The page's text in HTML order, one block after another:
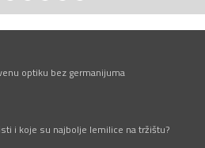
optiku bez germanijuma
i koje su najbolje lemilice na tržištu?